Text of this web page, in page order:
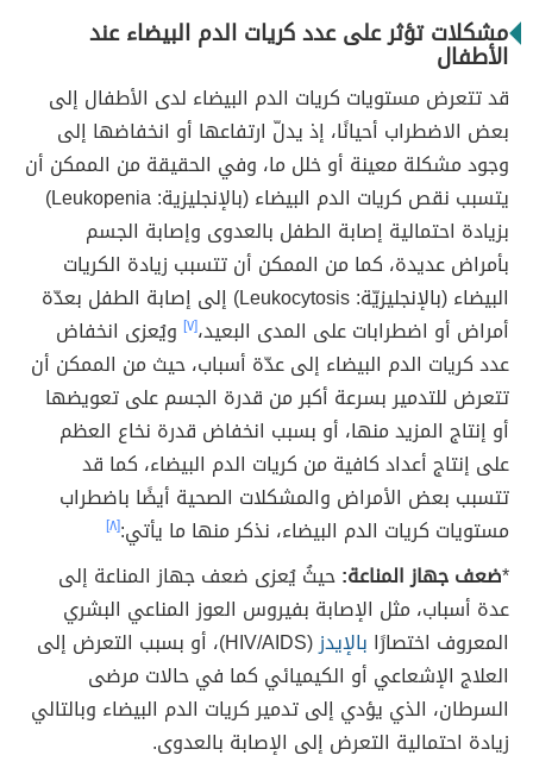
مشكلات تؤثر على عدد كريات الدم البيضاء عند
الأطفال
قد تتعرض مستويات كريات الدم البيضاء لدى الأطفال إلى
بعض الاضطراب أحيانًا، إذ يدلّ ارتفاعها أو انخفاضها إلى
وجود مشكلة معينة أو خلل ما، وفي الحقيقة من الممكن أن
يتسبب نقص كريات الدم البيضاء (بالإنجليزية: Leukopenia)
بزيادة احتمالية إصابة الطفل بالعدوى وإصابة الجسم
بأمراض عديدة، كما من الممكن أن تتسبب زيادة الكريات
البيضاء (بالإنجليزيّة: Leukocytosis) إلى إصابة الطفل بعدّة
أمراض أو اضطرابات على المدى البعيد،[٧]
ويُعزى انخفاض
عدد كريات الدم البيضاء إلى عدّة أسباب، حيث من الممكن أن
تتعرض للتدمير بسرعة أكبر من قدرة الجسم على تعويضها
أو إنتاج المزيد منها، أو بسبب انخفاض قدرة نخاع العظم
على إنتاج أعداد كافية من كريات الدم البيضاء، كما قد
تتسبب بعض الأمراض والمشكلات الصحية أيضًا باضطراب
مستويات كريات الدم البيضاء، نذكر منها ما يأتي:[٨]
*ضعف جهاز المناعة:حيثُ يُعزى ضعف جهاز المناعة إلى
عدة أسباب، مثل الإصابة بفيروس العوز المناعي البشري
المعروف اختصارًا بالإيدز
(HIV/AIDS)، أو بسبب التعرض إلى
العلاج الإشعاعي أو الكيميائي كما في حالات مرضى
السرطان، الذي يؤدي إلى تدمير كريات الدم البيضاء وبالتالي
زيادة احتمالية التعرض إلى الإصابة بالعدوى.